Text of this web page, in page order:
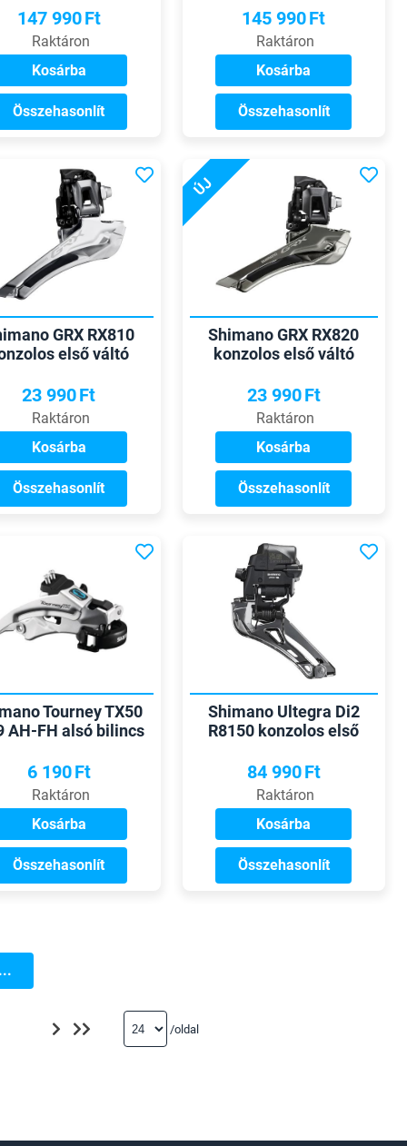
147 990Ft
Raktáron
Kosárba
Összehasonlít
145 990Ft
Raktáron
Kosárba
Összehasonlít
GRX RX810
első váltó
23 990Ft
Raktáron
Kosárba
Összehasonlít
ÚJ
Shimano GRX RX820
konzolos első váltó
23 990Ft
Raktáron
Kosárba
Összehasonlít
Tourney TX50
AH-FH alsó bilincs
6 190Ft
Raktáron
Kosárba
Összehasonlít
Shimano Ultegra Di2
R8150 konzolos első
84 990Ft
Raktáron
Kosárba
Összehasonlít
/oldal